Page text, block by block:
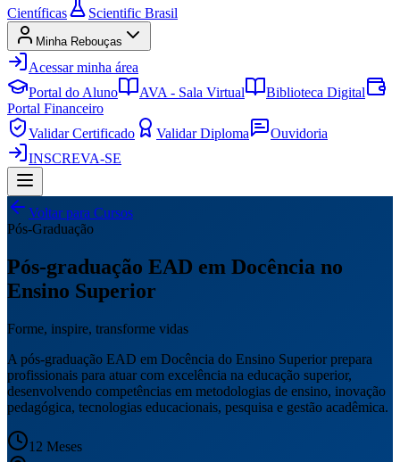
Científicas
Scientific Brasil
Minha Rebouças
Acessar minha área
Portal do Aluno
AVA - Sala Virtual
Biblioteca Digital
Portal Financeiro
Validar Certificado
Validar Diploma
Ouvidoria
INSCREVA-SE
Voltar para Cursos
Pós-Graduação
Pós-graduação EAD em Docência no
Ensino Superior
Forme, inspire, transforme vidas
A pós-graduação EAD em Docência do Ensino Superior prepara
profissionais para atuar com excelência na educação superior,
desenvolvendo competências em metodologias de ensino, inovação
pedagógica, tecnologias educacionais, pesquisa e gestão acadêmica.
12 Meses